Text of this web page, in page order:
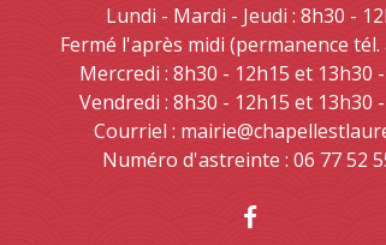
Lundi - Mardi - Jeudi : 8h30 -
Fermé l'après midi (permanence
Mercredi : 8h30 - 12h15 et 13h30
Vendredi : 8h30 - 12h15 et 13h30
Courriel :
Numéro d'astreinte : 06 77 52